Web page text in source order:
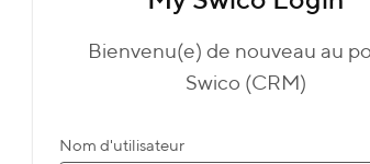
Bienvenu(e) de nouveau au
Swico (CRM)
Nom d'utilisateur